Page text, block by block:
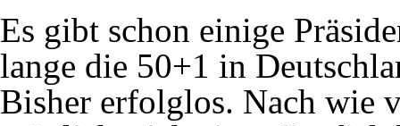
Es gibt schon einige
lange die 50+1 in
Bisher erfolglos. Nach wie